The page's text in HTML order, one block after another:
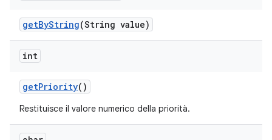
getByString(String value)
int
getPriority()
Restituisce il valore numerico della priorità.